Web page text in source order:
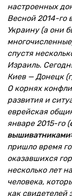
настроенных
Весной 2014-го
Украину (а они
спустя
Израиль.
Киев — Донецк
О корнях
развития и
еврейская
январе 2015-го (
пришло время
оказавшихся
несколько лет
человека,
как свидетелей